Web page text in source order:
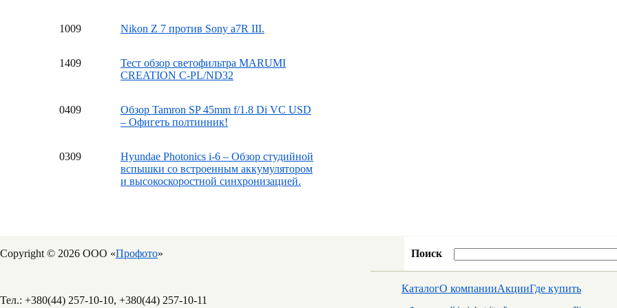
1009 Nikon Z 7 против Sony a7R III.
1409
Тест обзор светофильтра MARUMI
CREATION C-PL/ND32
0409
Обзор Tamron SP 45mm f/1.8 Di VC USD
– Офигеть полтинник!
0309
Hyundae Photonics i-6 – Обзор студийной
вспышки со встроенным аккумулятором
и высокоскоростной синхронизацией.
Copyright © 2026 ООО «Профото»
Тел.: +380(44) 257-10-10, +380(44) 257-10-11
Поиск
КаталогО компанииАкцииГде купить